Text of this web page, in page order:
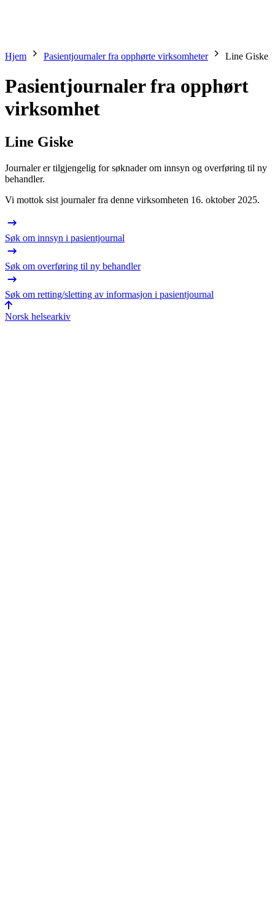
Hjem Pasientjournaler fra opphørte virksomheter Line Giske
Pasientjournaler fra opphørt
virksomhet
Line Giske
Journaler er tilgjengelig for søknader om innsyn og overføring til ny
behandler.
Vi mottok sist journaler fra denne virksomheten 16. oktober 2025.
Søk om innsyn i pasientjournal
Søk om overføring til ny behandler
Søk om retting/sletting av informasjon i pasientjournal
Norsk helsearkiv